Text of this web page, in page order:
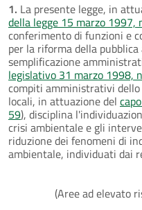
1. La presente legge, in
della legge 15 marzo 1997,
conferimento di funzioni e
per la riforma della
semplificazione
legislativo 31 marzo 1998,
compiti amministrativi
locali, in attuazione del
59), disciplina
crisi ambientale e gli
riduzione dei fenomeni di
ambientale, individuati dai
(Aree ad elevato